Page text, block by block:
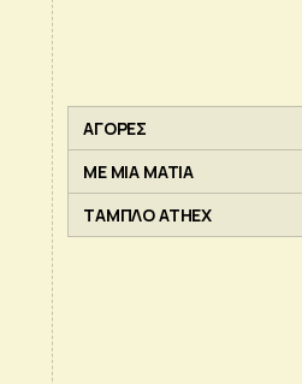
ΑΓΟΡΕΣ
ΜΕ ΜΙΑ ΜΑΤΙΑ
ΤΑΜΠΛΟ ATHEX